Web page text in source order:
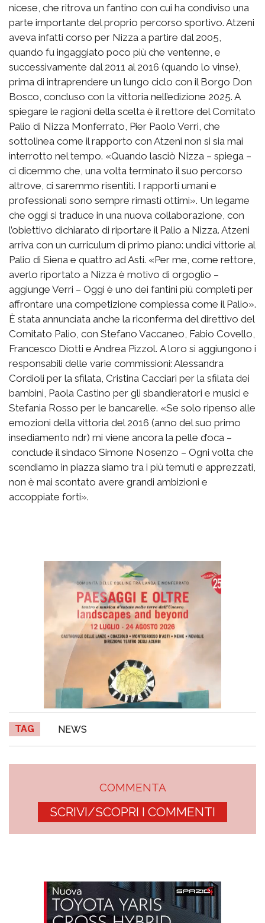
nicese, che ritrova un fantino con cui ha condiviso una
parte importante del proprio percorso sportivo. Atzeni
aveva infatti corso per Nizza a partire dal 2005,
quando fu ingaggiato poco più che ventenne, e
successivamente dal 2011 al 2016 (quando lo vinse),
prima di intraprendere un lungo ciclo con il Borgo Don
Bosco, concluso con la vittoria nell’edizione 2025. A
spiegare le ragioni della scelta è il rettore del Comitato
Palio di Nizza Monferrato, Pier Paolo Verri, che
sottolinea come il rapporto con Atzeni non si sia mai
interrotto nel tempo. «Quando lasciò Nizza – spiega –
ci dicemmo che, una volta terminato il suo percorso
altrove, ci saremmo risentiti. I rapporti umani e
professionali sono sempre rimasti ottimi». Un legame
che oggi si traduce in una nuova collaborazione, con
l’obiettivo dichiarato di riportare il Palio a Nizza. Atzeni
arriva con un curriculum di primo piano: undici vittorie al
Palio di Siena e quattro ad Asti. «Per me, come rettore,
averlo riportato a Nizza è motivo di orgoglio –
aggiunge Verri – Oggi è uno dei fantini più completi per
affrontare una competizione complessa come il Palio».
È stata annunciata anche la riconferma del direttivo del
Comitato Palio, con Stefano Vaccaneo, Fabio Covello,
Francesco Diotti e Andrea Pizzol. A loro si aggiungono i
responsabili delle varie commissioni: Alessandra
Cordioli per la sfilata, Cristina Cacciari per la sfilata dei
bambini, Paola Castino per gli sbandieratori e musici e
Stefania Rosso per le bancarelle. «Se solo ripenso alle
emozioni della vittoria del 2016 (anno del suo primo
insediamento ndr) mi viene ancora la pelle d’oca –
conclude il sindaco Simone Nosenzo – Ogni volta che
scendiamo in piazza siamo tra i più temuti e apprezzati,
non è mai scontato avere grandi ambizioni e
accoppiate forti».
TAG NEWS
COMMENTA
SCRIVI/SCOPRI I COMMENTI